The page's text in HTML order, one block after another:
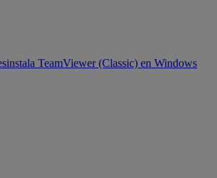
TeamViewer (Classic) en Windows